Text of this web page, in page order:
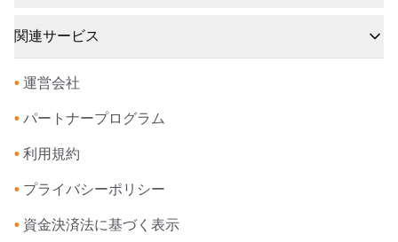
関連サービス
• 運営会社
• パートナープログラム
• 利用規約
• プライバシーポリシー
• 資金決済法に基づく表示